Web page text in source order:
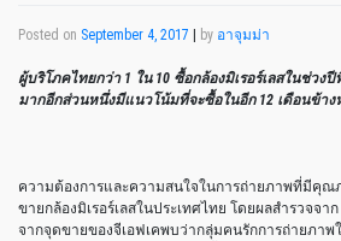
Posted on September 4, 2017 | by อาจุมม่า
ผู้บริโภคไทยกว่า1 ใน 10 ซื้อกล้องมิเรอร์เลสในช่วง
มากอีกส่วนหนึ่งมีแนวโน้มที่จะซื้อในอีก 12 เดือนข้า
ความต้องการและความสนใจในการถ่ายภาพที่มีคุณ
ขายกล้องมิเรอร์เลสในประเทศไทย โดยผลสำรวจจาก
จากจุดขายของจีเอฟเคพบว่ากลุ่มคนรักการถ่ายภาพ